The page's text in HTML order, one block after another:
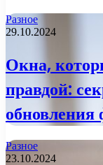
Разное
29.10.2024
Окна,
правдой:
Разное
23.10.2024